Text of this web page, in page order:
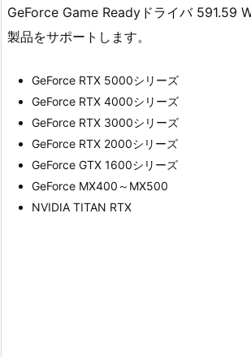
GeForce Game Readyドライバ 591.59
製品をサポートします。
GeForce RTX 5000シリーズ
GeForce RTX 4000シリーズ
GeForce RTX 3000シリーズ
GeForce RTX 2000シリーズ
GeForce GTX 1600シリーズ
GeForce MX400～MX500
NVIDIA TITAN RTX